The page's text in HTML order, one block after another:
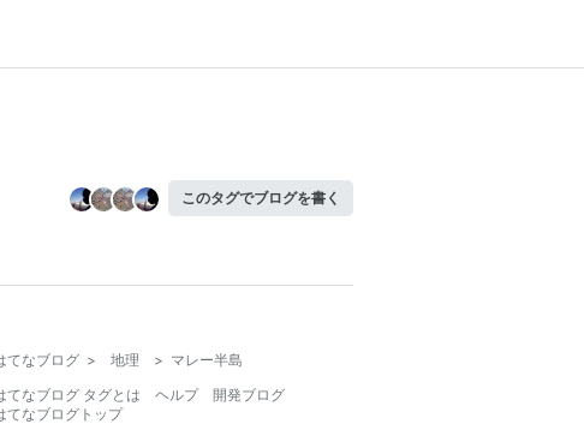
このタグでブログを書く
てなブログ > 地理 > マレー半島
てなブログ タグとは
ヘルプ
開発ブログ
てなブログトップ